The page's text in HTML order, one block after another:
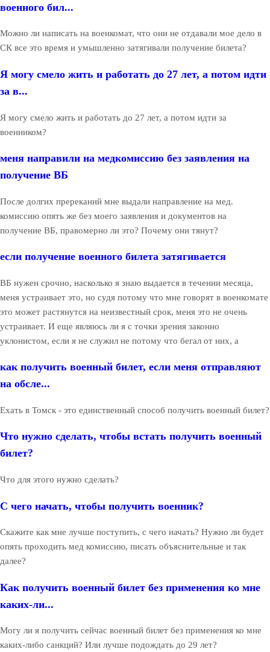
военного бил...
Можно ли написать на военкомат, что они не отдавали мое дело в
СК все это время и умышленно затягивали получение билета?
Я могу смело жить и работать до 27 лет, а потом идти
за в...
Я могу смело жить и работать до 27 лет, а потом идти за
военником?
меня направили на медкомиссию без заявления на
получение ВБ
После долгих пререканий мне выдали направление на мед.
комиссию опять же без моего заявления и документов на
получение ВБ, правомерно ли это? Почему они тянут?
если получение военного билета затягивается
ВБ нужен срочно, насколько я знаю выдается в течении месяца,
меня устраивает это, но судя потому что мне говорят в военкомате
это может растянутся на неизвестный срок, меня это не очень
устраивает. И еще являюсь ли я с точки зрения законно
уклонистом, если я не служил не потому что бегал от них, а
как получить военный билет, если меня отправляют
на обсле...
Ехать в Томск - это единственный способ получить военный билет?
Что нужно сделать, чтобы встать получить военный
билет?
Что для этого нужно сделать?
С чего начать, чтобы получить военник?
Скажите как мне лучше поступить, с чего начать? Нужно ли будет
опять проходить мед комиссию, писать объяснительные и так
далее?
Как получить военный билет без применения ко мне
каких-ли...
Могу ли я получить сейчас военный билет без применения ко мне
каких-либо санкций? Или лучше подождать до 29 лет?